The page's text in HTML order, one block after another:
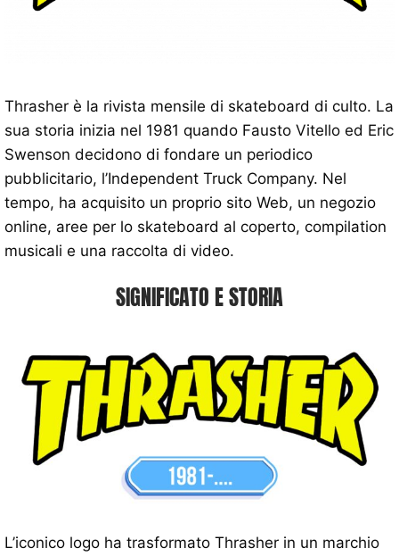
Thrasher è la rivista mensile di skateboard di culto. La
sua storia inizia nel 1981 quando Fausto Vitello ed Eric
Swenson decidono di fondare un periodico
pubblicitario, l’Independent Truck Company. Nel
tempo, ha acquisito un proprio sito Web, un negozio
online, aree per lo skateboard al coperto, compilation
musicali e una raccolta di video.
SIGNIFICATO E STORIA
L’iconico logo ha trasformato Thrasher in un marchio